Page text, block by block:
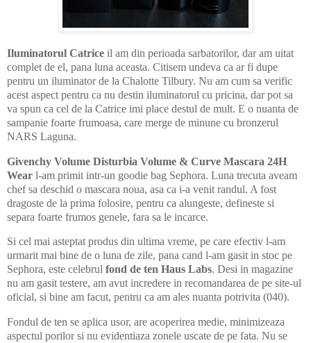
Iluminatorul Catrice il am din perioada sarbatorilor, dar am uitat
complet de el, pana luna aceasta. Citisem undeva ca ar fi dupe
pentru un iluminator de la Chalotte Tilbury. Nu am cum sa verific
acest aspect pentru ca nu destin iluminatorul cu pricina, dar pot sa
va spun ca cel de la Catrice imi place destul de mult. E o nuanta de
sampanie foarte frumoasa, care merge de minune cu bronzerul
NARS Laguna.
Givenchy Volume Disturbia Volume & Curve Mascara 24H
Wear l-am primit intr-un goodie bag Sephora. Luna trecuta aveam
chef sa deschid o mascara noua, asa ca i-a venit randul. A fost
dragoste de la prima folosire, pentru ca alungeste, defineste si
separa foarte frumos genele, fara sa le incarce.
Si cel mai asteptat produs din ultima vreme, pe care efectiv l-am
urmarit mai bine de o luna de zile, pana cand l-am gasit in stoc pe
Sephora, este celebrul fond de ten Haus Labs. Desi in magazine
nu am gasit testere, am avut incredere in recomandarea de pe site-ul
oficial, si bine am facut, pentru ca am ales nuanta potrivita (040).
Fondul de ten se aplica usor, are acoperirea medie, minimizeaza
aspectul porilor si nu evidentiaza zonele uscate de pe fata. Nu se